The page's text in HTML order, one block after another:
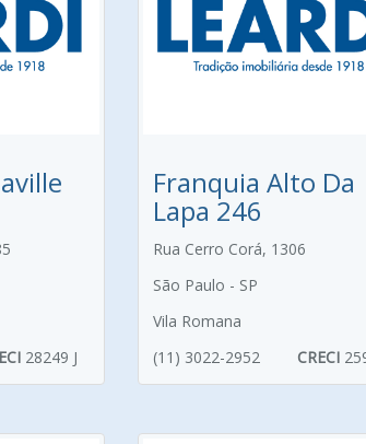
28249 J
Franquia Alto Da
Lapa 246
Rua Cerro Corá, 1306
São Paulo - SP
Vila Romana
(11) 3022-2952
CRECI